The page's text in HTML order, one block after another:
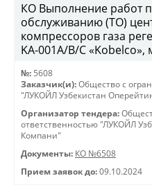
КО Выполнение работ
обслуживанию (ТО)
компрессоров газа
KА-001А/В/С «Kobelco»,
№: 5608
Заказчик(и): Общество с
"ЛУКОЙЛ Узбекистан
Организатор тендера:
ответственностью "ЛУКОЙЛ
Компани"
Документы: КО №6508
Прием заявок до: 09.10.2024